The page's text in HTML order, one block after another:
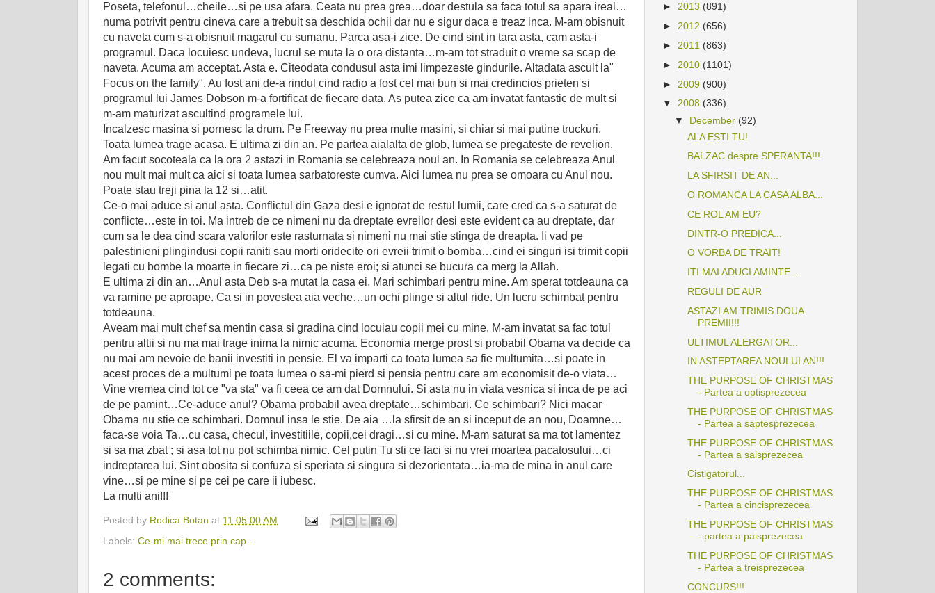
Poseta, telefonul…cheile…si pe usa afara. Ceata nu prea grea…doar destula sa faca totul sa apara ireal…
numa potrivit pentru cineva care a trebuit sa deschida ochii dar nu e sigur daca e treaz inca. M-am obisnuit
cu naveta cum s-a obisnuit magarul cu sumanu. Parca asa-i zice. De cind sint in tara asta, cam asta-i
programul. Daca locuiesc undeva, lucrul se muta la o ora distanta…m-am tot straduit o vreme sa scap de
naveta. Acuma am acceptat. Asta e. Citeodata condusul asta imi limpezeste gindurile. Altadata ascult la"
Focus on the family". Au fost ani de-a rindul cind radio a fost cel mai bun si mai credincios prieten si
programul lui James Dobson m-a fortificat de fiecare data. As putea zice ca am invatat fantastic de mult si
m-am maturizat ascultind programele lui.
Incalzesc masina si pornesc la drum. Pe Freeway nu prea multe masini, si chiar si mai putine truckuri.
Toata lumea trage acasa. E ultima zi din an. Pe partea aialalta de glob, lumea se pregateste de revelion.
Am facut socoteala ca la ora 2 astazi in Romania se celebreaza noul an. In Romania se celebreaza Anul
nou mult mai mult ca aici si toata lumea sarbatoreste cumva. Aici lumea nu prea se omoara cu Anul nou.
Poate stau treji pina la 12 si…atit.
Ce-o mai aduce si anul asta. Conflictul din Gaza desi e ignorat de restul lumii, care cred ca s-a saturat de
conflicte…este in toi. Ma intreb de ce nimeni nu da dreptate evreilor desi este evident ca au dreptate, dar
cum sa le dea cind scara valorilor este rasturnata si nimeni nu mai stie stinga de dreapta. Ii vad pe
palestinieni plingindusi copii raniti sau morti oridecite ori evreii trimit o bomba…cind ei singuri isi trimit copii
legati cu bombe la moarte in fiecare zi…ca pe niste eroi; si atunci se bucura ca merg la Allah.
E ultima zi din an…Anul asta Deb s-a mutat la casa ei. Mari schimbari pentru mine. Am sperat totdeauna ca
va ramine pe aproape. Ca si in povestea aia veche…un ochi plinge si altul ride. Un lucru schimbat pentru
totdeauna.
Aveam mai mult chef sa mentin casa si gradina cind locuiau copii mei cu mine. M-am invatat sa fac totul
pentru altii si nu ma mai trage inima la nimic acuma. Economia merge prost si probabil Obama va decide ca
nu mai am nevoie de banii investiti in pensie. El va imparti ca toata lumea sa fie multumita…si poate in
acest proces de a multumi pe toata lumea o sa-mi pierd si pensia pentru care am economisit de-o viata…
Vine vremea cind tot ce "va sta" va fi ceea ce am dat Domnului. Si asta nu in viata vesnica si inca de pe aci
de pe pamint…Ce-aduce anul? Obama probabil avea dreptate…schimbari. Ce schimbari? Nici macar
Obama nu stie ce schimbari. Domnul insa le stie. De aia …la sfirsit de an si inceput de an nou, Doamne…
faca-se voia Ta…cu casa, checul, investitiile, copii,cei dragi…si cu mine. M-am saturat sa ma tot lamentez
si sa ma zbat ; si asa tot nu pot schimba nimic. Cel putin Tu sti ce faci si nu vrei moartea pacatosului…ci
indreptarea lui. Sint obosita si confuza si speriata si singura si dezorientata…ia-ma de mina in anul care
vine…si pe mine si pe cei pe care ii iubesc.
La multi ani!!!
Posted by Rodica Botan at 11:05:00 AM
Labels: Ce-mi mai trece prin cap...
2 comments:
► 2013 (891)
► 2012 (656)
► 2011 (863)
► 2010 (1101)
► 2009 (900)
▼ 2008 (336)
▼ December (92)
ALA ESTI TU!
BALZAC despre SPERANTA!!!
LA SFIRSIT DE AN...
O ROMANCA LA CASA ALBA...
CE ROL AM EU?
DINTR-O PREDICA...
O VORBA DE TRAIT!
ITI MAI ADUCI AMINTE...
REGULI DE AUR
ASTAZI AM TRIMIS DOUA
PREMII!!!
ULTIMUL ALERGATOR...
IN ASTEPTAREA NOULUI AN!!!
THE PURPOSE OF CHRISTMAS
- Partea a optisprezecea
THE PURPOSE OF CHRISTMAS
- Partea a saptesprezecea
THE PURPOSE OF CHRISTMAS
- Partea a saisprezecea
Cistigatorul...
THE PURPOSE OF CHRISTMAS
- Partea a cincisprezecea
THE PURPOSE OF CHRISTMAS
- partea a paisprezecea
THE PURPOSE OF CHRISTMAS
- Partea a treisprezecea
CONCURS!!!